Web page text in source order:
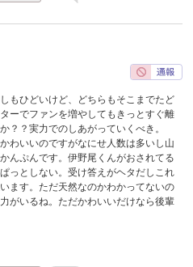
もひどいけど、どちらもそこまでたど
ーでファンを増やしてもきっとすぐ離
？？実力でのしあがっていくべき。
わいいのですがなにせ人数は多いし山
んぷんです。伊野尾くんがおされてる
っとしない。受け答えがヘタだしこれ
ます。ただ天然なのかわかってないの
がいるね。ただかわいいだけなら後輩